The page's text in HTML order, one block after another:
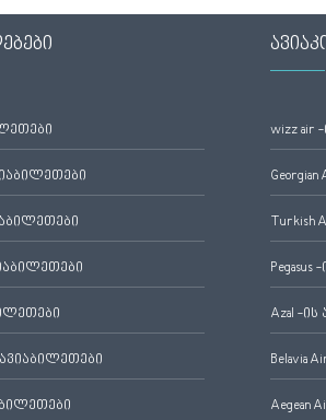
wizz air
Turkish
Azal -
Belavia
Aegean